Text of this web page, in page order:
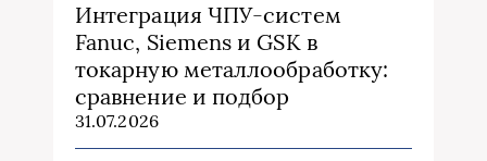
Интеграция ЧПУ-систем
Fanuc, Siemens и GSK в
токарную металлообработку:
сравнение и подбор
31.07.2026